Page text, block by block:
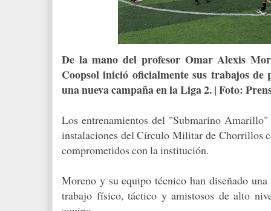
De la mano del profesor Omar Alexis
Coopsol inició oficialmente sus trabajos
una nueva campaña en la Liga 2. | Foto:
Los entrenamientos del "Submarino
instalaciones del Círculo Militar de Chorrillos
comprometidos con la institución.
Moreno y su equipo técnico han diseñado
trabajo físico, táctico y amistosos de alto